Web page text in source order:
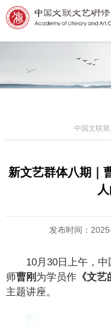
中国文联
新文艺群体八期｜
发布时间：
10月30日上午，
师曹刚 为学员作 《文
主题讲座。